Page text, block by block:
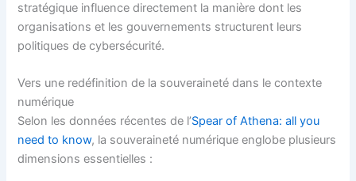
stratégique influence directement la manière dont les
organisations et les gouvernements structurent leurs
politiques de cybersécurité.
Vers une redéfinition de la souveraineté dans le contexte
numérique
Selon les données récentes de l’Spear of Athena: all you
need to know, la souveraineté numérique englobe plusieurs
dimensions essentielles :